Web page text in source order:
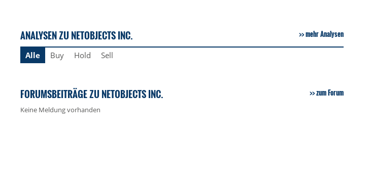
ANALYSEN ZU NETOBJECTS INC. mehr Analysen
Alle Buy Hold Sell
FORUMSBEITRÄGE ZU NETOBJECTS INC. zum Forum
Keine Meldung vorhanden